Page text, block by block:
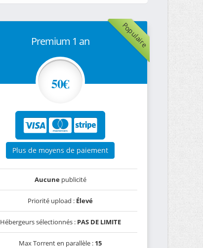
Populaire
Premium 1 an
50€
Plus de moyens de paiement
Aucunepublicité
Priorité upload : Élevé
Hébergeurs sélectionnés : PAS DE LIMITE
Max Torrent en parallèle : 15